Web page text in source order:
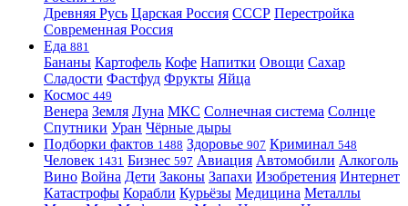
Древняя Русь Царская Россия СССР Перестройка
Современная Россия
Еда 881
Бананы Картофель Кофе Напитки Овощи Сахар
Сладости Фастфуд Фрукты Яйца
Космос 449
Венера Земля Луна МКС Солнечная система Солнце
Спутники Уран Чёрные дыры
Подборки фактов 1488 Здоровье 907 Криминал 548
Человек 1431 Бизнес 597 Авиация Автомобили Алкоголь
Вино Война Дети Законы Запахи Изобретения Интернет
Катастрофы Корабли Курьёзы Медицина Металлы